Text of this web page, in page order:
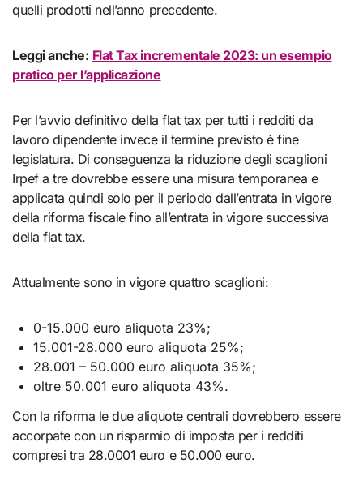
quelli prodotti nell’anno precedente.
Leggi anche: Flat Tax incrementale 2023: un esempio
pratico per l’applicazione
Per l’avvio definitivo della flat tax per tutti i redditi da
lavoro dipendente invece il termine previsto è fine
legislatura. Di conseguenza la riduzione degli scaglioni
Irpef a tre dovrebbe essere una misura temporanea e
applicata quindi solo per il periodo dall’entrata in vigore
della riforma fiscale fino all’entrata in vigore successiva
della flat tax.
Attualmente sono in vigore quattro scaglioni:
0-15.000 euro aliquota 23%;
15.001-28.000 euro aliquota 25%;
28.001 – 50.000 euro aliquota 35%;
oltre 50.001 euro aliquota 43%.
Con la riforma le due aliquote centrali dovrebbero essere
accorpate con un risparmio di imposta per i redditi
compresi tra 28.0001 euro e 50.000 euro.